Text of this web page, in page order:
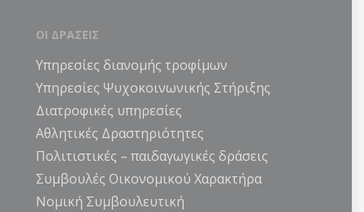
ΟΙ ΔΡΑΣΕΙΣ
Υπηρεσίες διανομής τροφίμων
Υπηρεσίες Ψυχοκοινωνικής Στήριξης
Διατροφικές υπηρεσίες
Αθλητικές Δραστηριότητες
Πολιτιστικές – παιδαγωγικές δράσεις
Συμβουλές Οικονομικού Χαρακτήρα
Νομική Συμβουλευτική